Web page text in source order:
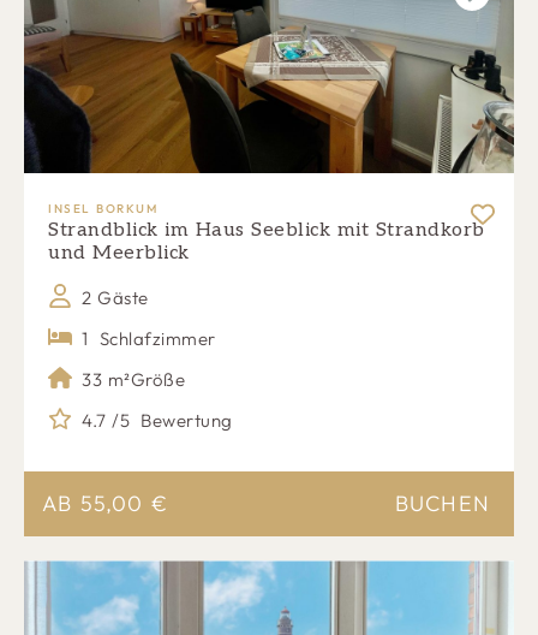
INSEL BORKUM
Strandblick im Haus Seeblick mit Strandkorb
und Meerblick
2 Gäste
1 Schlafzimmer
33 m²Größe
4.7 /5 Bewertung
AB 55,00 € BUCHEN